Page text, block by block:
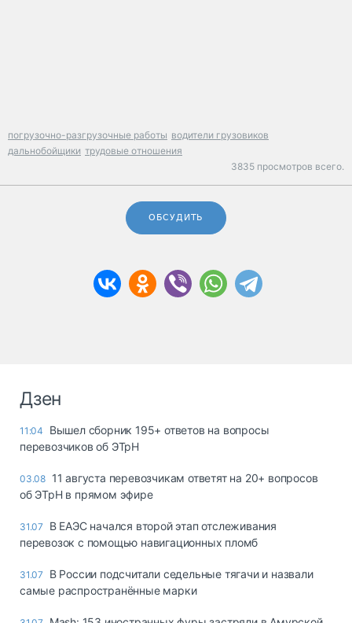
погрузочно-разгрузочные работы водители грузовиков
дальнобойщики трудовые отношения
3835 просмотров всего.
ОБСУДИТЬ
Дзен
11:04
Вышел сборник 195+ ответов на вопросы
перевозчиков об ЭТрН
03.08 11 августа перевозчикам ответят на 20+ вопросов
об ЭТрН в прямом эфире
31.07
В ЕАЭС начался второй этап отслеживания
перевозок с помощью навигационных пломб
31.07
В России подсчитали седельные тягачи и назвали
самые распространённые марки